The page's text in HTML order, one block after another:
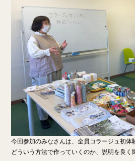
今回参加のみなさんは、全員コラージュ初体
どういう方法で作っていくのか、説明を良く